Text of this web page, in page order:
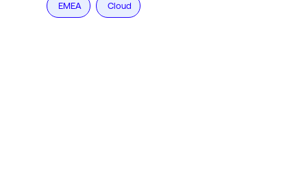
EMEA Cloud